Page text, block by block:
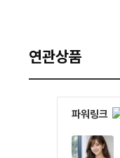
연관상품
파워링크